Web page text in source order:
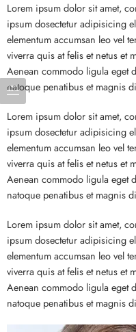
Lorem ipsum dolor sit amet,
ipsum dosectetur adipisicing
elementum accumsan leo vel
viverra quis at felis et netus et
Aenean commodo ligula eget
natoque penatibus et magnis
Lorem ipsum dolor sit amet,
ipsum dosectetur adipisicing
elementum accumsan leo vel
viverra quis at felis et netus et
Aenean commodo ligula eget
natoque penatibus et magnis
Lorem ipsum dolor sit amet,
ipsum dosectetur adipisicing
elementum accumsan leo vel
viverra quis at felis et netus et
Aenean commodo ligula eget
natoque penatibus et magnis